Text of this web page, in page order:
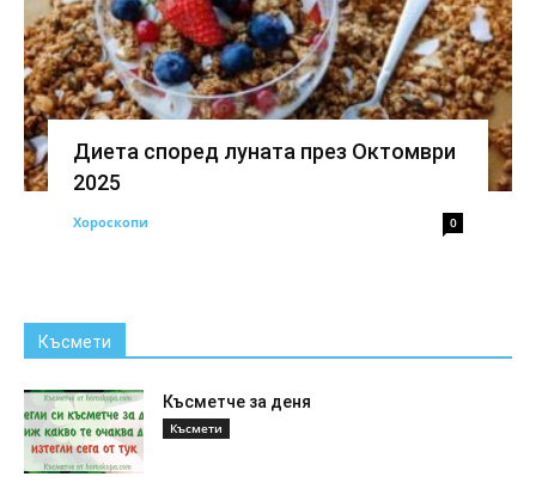
Диета според луната през Октомври
2025
Хороскопи 0
Късмети
Късметче за деня
Късмети